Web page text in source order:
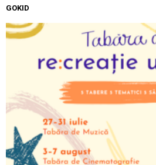
GOKID